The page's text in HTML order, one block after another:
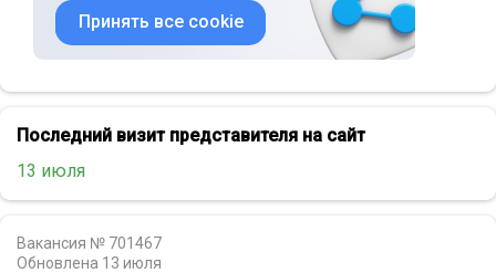
Принять все cookie
Последний визит представителя на сайт
13 июля
Вакансия № 701467
Обновлена 13 июля